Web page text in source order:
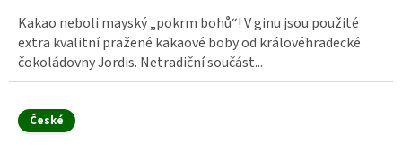
Kakao neboli mayský „pokrm bohů“! V ginu jsou použité
extra kvalitní pražené kakaové boby od královéhradecké
čokoládovny Jordis. Netradiční součást...
České